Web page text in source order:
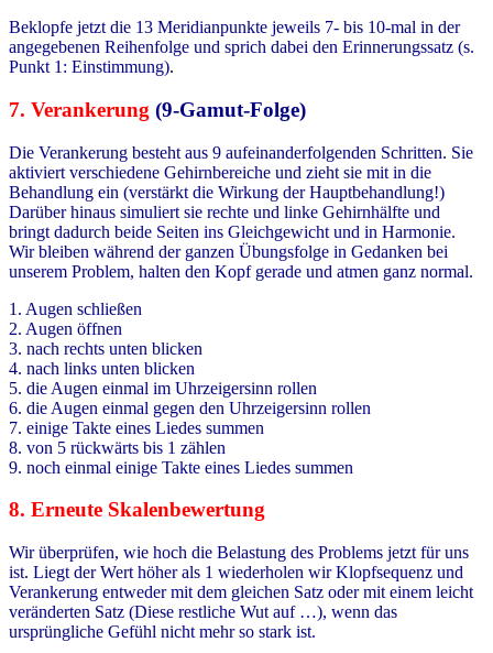
Beklopfe jetzt die 13 Meridianpunkte jeweils 7- bis 10-mal in der
angegebenen Reihenfolge und sprich dabei den Erinnerungssatz (s.
Punkt 1: Einstimmung).
7. Verankerung (9-Gamut-Folge)
Die Verankerung besteht aus 9 aufeinanderfolgenden Schritten. Sie
aktiviert verschiedene Gehirnbereiche und zieht sie mit in die
Behandlung ein (verstärkt die Wirkung der Hauptbehandlung!)
Darüber hinaus simuliert sie rechte und linke Gehirnhälfte und
bringt dadurch beide Seiten ins Gleichgewicht und in Harmonie.
Wir bleiben während der ganzen Übungsfolge in Gedanken bei
unserem Problem, halten den Kopf gerade und atmen ganz normal.
1. Augen schließen
2. Augen öffnen
3. nach rechts unten blicken
4. nach links unten blicken
5. die Augen einmal im Uhrzeigersinn rollen
6. die Augen einmal gegen den Uhrzeigersinn rollen
7. einige Takte eines Liedes summen
8. von 5 rückwärts bis 1 zählen
9. noch einmal einige Takte eines Liedes summen
8. Erneute Skalenbewertung
Wir überprüfen, wie hoch die Belastung des Problems jetzt für uns
ist. Liegt der Wert höher als 1 wiederholen wir Klopfsequenz und
Verankerung entweder mit dem gleichen Satz oder mit einem leicht
veränderten Satz (Diese restliche Wut auf …), wenn das
ursprüngliche Gefühl nicht mehr so stark ist.